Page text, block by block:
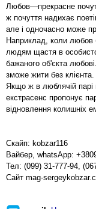
Любов—прекрасне
ж почуття надихає
але і одночасно може
Наприклад, коли любов
людям щастя в
бажаного об'єкта
зможе жити без клієнта.
Якщо ж в люблячій парі
екстрасенс пропонує
відновлення колишніх
Скайп: kobzar116
Вайбер, whatsApp:
Тел: (099) 31-777-94,
Сайт mag-